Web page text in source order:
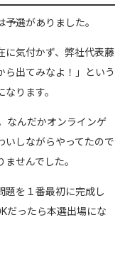
選がありました。
に気付かず、弊社代表藤
ら出てみなよ！」という
ります。
なんだかオンラインゲ
いしながらやってたので
せんでした。
題を１番最初に完成し
だったら本選出場にな